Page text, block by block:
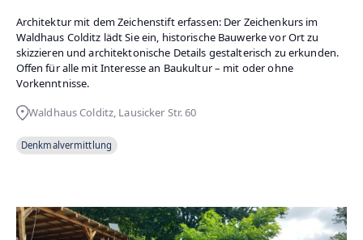
Architektur mit dem Zeichenstift erfassen: Der Zeichenkurs im
Waldhaus Colditz lädt Sie ein, historische Bauwerke vor Ort zu
skizzieren und architektonische Details gestalterisch zu erkunden.
Offen für alle mit Interesse an Baukultur – mit oder ohne
Vorkenntnisse.
Waldhaus Colditz, Lausicker Str. 60
Denkmalvermittlung